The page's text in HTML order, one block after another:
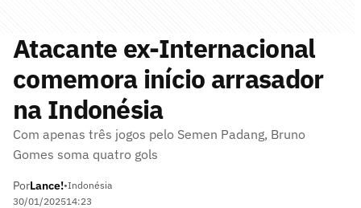
Atacante ex-Internacional
comemora início arrasador
na Indonésia
Com apenas três jogos pelo Semen Padang, Bruno
Gomes soma quatro gols
PorLance!•Indonésia
30/01/202514:23